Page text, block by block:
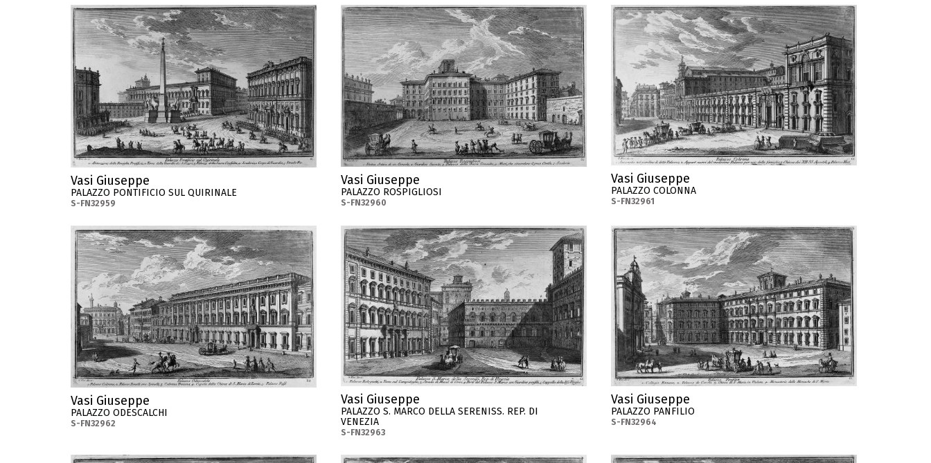
Vasi Giuseppe
PALAZZO PONTIFICIO SUL QUIRINALE
S-FN32959
Vasi Giuseppe
PALAZZO ROSPIGLIOSI
S-FN32960
Vasi Giuseppe
PALAZZO COLONNA
S-FN32961
Vasi Giuseppe
PALAZZO ODESCALCHI
S-FN32962
Vasi Giuseppe
PALAZZO S. MARCO DELLA SERENISS. REP. DI
VENEZIA
S-FN32963
Vasi Giuseppe
PALAZZO PANFILIO
S-FN32964